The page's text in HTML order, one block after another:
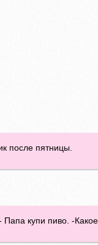
после пятницы.
купи пиво. -